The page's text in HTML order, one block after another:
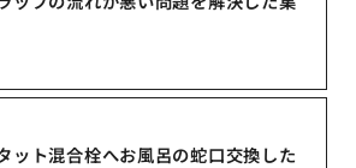
ット混合栓へお風呂の蛇口交換した